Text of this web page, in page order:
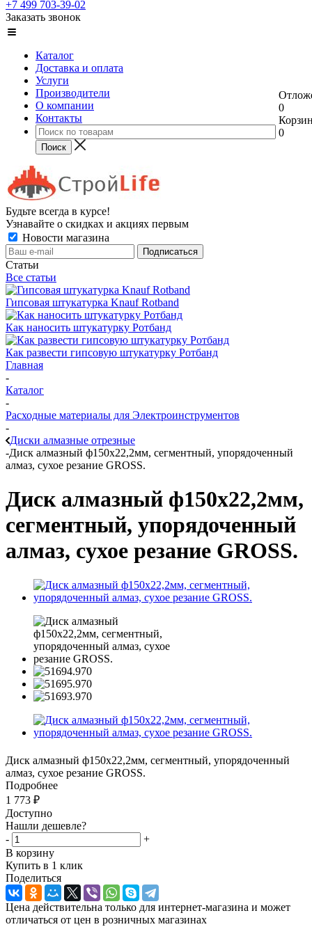
+7 499 703-39-02
Заказать звонок
Каталог
Доставка и оплата
Услуги
Производители
О компании
Контакты
0
0
Будьте всегда в курсе!
Узнавайте о скидках и акциях первым
Новости магазина
Статьи
Все статьи
Гипсовая штукатурка Knauf Rotband
Как наносить штукатурку Ротбанд
Как развести гипсовую штукатурку Ротбанд
Главная
-
Каталог
-
Расходные материалы для Электроинструментов
-
Диски алмазные отрезные
-Диск алмазный ф150х22,2мм, сегментный, упорядоченный
алмаз, сухое резание GROSS.
Диск алмазный ф150х22,2мм,
сегментный, упорядоченный
алмаз, сухое резание GROSS.
Диск алмазный ф150х22,2мм, сегментный, упорядоченный
алмаз, сухое резание GROSS.
Подробнее
1 773 ₽
Доступно
Нашли дешевле?
-
+
В корзину
Купить в 1 клик
Поделиться
Цена действительна только для интернет-магазина и может
отличаться от цен в розничных магазинах